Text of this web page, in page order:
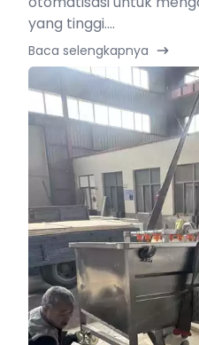
yang tinggi....
Baca selengkapnya